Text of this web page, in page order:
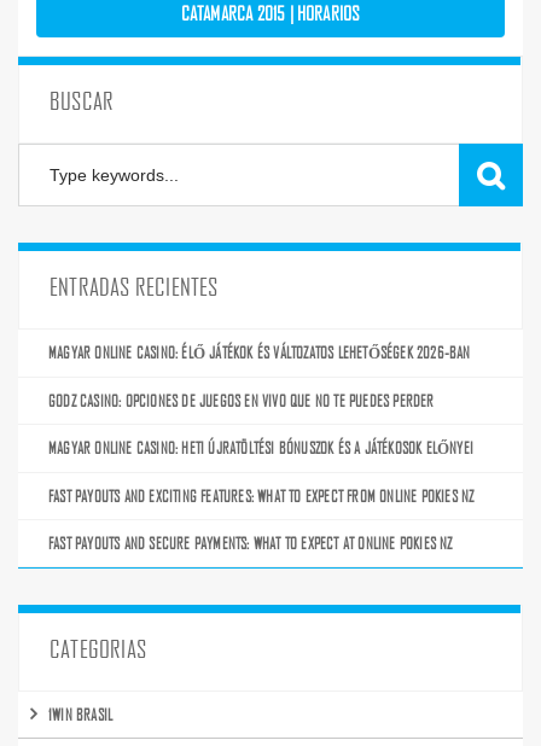
CATAMARCA 2015 | HORARIOS
BUSCAR
ENTRADAS RECIENTES
MAGYAR ONLINE CASINO: ÉLŐ JÁTÉKOK ÉS VÁLTOZATOS LEHETŐSÉGEK 2026-BAN
GODZ CASINO: OPCIONES DE JUEGOS EN VIVO QUE NO TE PUEDES PERDER
MAGYAR ONLINE CASINO: HETI ÚJRATÖLTÉSI BÓNUSZOK ÉS A JÁTÉKOSOK ELŐNYEI
FAST PAYOUTS AND EXCITING FEATURES: WHAT TO EXPECT FROM ONLINE POKIES NZ
FAST PAYOUTS AND SECURE PAYMENTS: WHAT TO EXPECT AT ONLINE POKIES NZ
CATEGORIAS
1WIN BRASIL